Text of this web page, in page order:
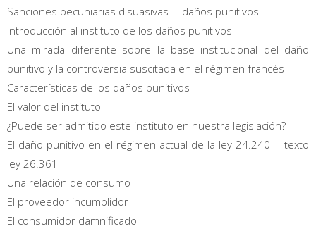
Sanciones pecuniarias disuasivas —daños punitivos
Introducción al instituto de los daños punitivos
Una mirada diferente sobre la base institucional del daño
punitivo y la controversia suscitada en el régimen francés
Características de los daños punitivos
El valor del instituto
¿Puede ser admitido este instituto en nuestra legislación?
El daño punitivo en el régimen actual de la ley 24.240 —texto
ley 26.361
Una relación de consumo
El proveedor incumplidor
El consumidor damnificado